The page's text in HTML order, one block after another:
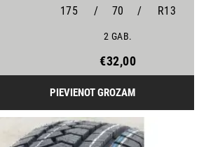
175 / 70 / R13
2 GAB.
€32,00
PIEVIENOT GROZAM